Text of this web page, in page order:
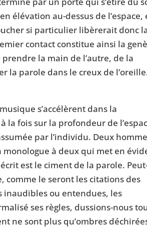
élévation au-dessus de l’espace,
si particulier libèrerait donc
contact constitue ainsi la
la main de l’autre, de la
la parole dans le creux de
s’accélèrent dans la
la fois sur la profondeur de
par l’individu. Deux
à deux qui met en
est le ciment de la parole.
le seront les citations des
inaudibles ou entendues, les
ses règles, dussions-nous
ne sont plus qu’ombres